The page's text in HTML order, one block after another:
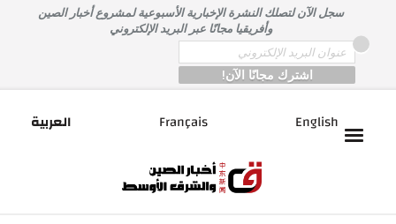
المحتوى
سجل الآن لتصلك النشرة الإخبارية الأسبوعية لمشروع أخبار الصين
وأفريقيا مجانًا عبر البريد الإلكتروني
Email
*
English
Français العربية